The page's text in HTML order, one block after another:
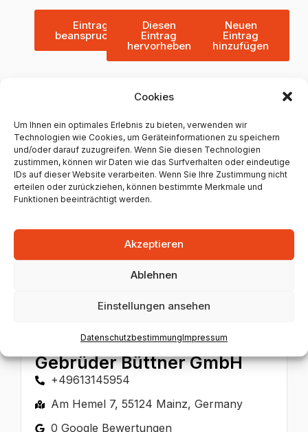
Cookies
Um Ihnen ein optimales Erlebnis zu bieten, verwenden wir
Technologien wie Cookies, um Geräteinformationen zu speichern
und/oder darauf zuzugreifen. Wenn Sie diesen Technologien
zustimmen, können wir Daten wie das Surfverhalten oder eindeutige
IDs auf dieser Website verarbeiten. Wenn Sie Ihre Zustimmung nicht
erteilen oder zurückziehen, können bestimmte Merkmale und
Funktionen beeinträchtigt werden.
Akzeptieren
Ablehnen
Einstellungen ansehen
DatenschutzbestimmungImpressum
Eintrag
beanspruchen
Diesen
Eintrag
hervorheben
Neuen
Eintrag
hinzufügen
Weitere Maler aus Mainz
Herbert Müller Ideen &
Farbe
Sömmerringstraße 21, 55118 Mainz,
0 Google Bewertungen
Gebrüder Büttner GmbH
+49613145954
Am Hemel 7, 55124 Mainz, Germany
0 Google Bewertungen